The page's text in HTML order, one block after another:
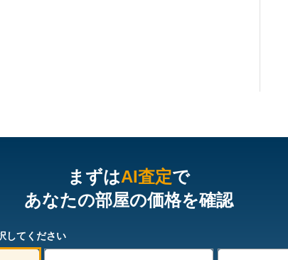
まずはAI査定で
あなたの部屋の価格を確認
してください